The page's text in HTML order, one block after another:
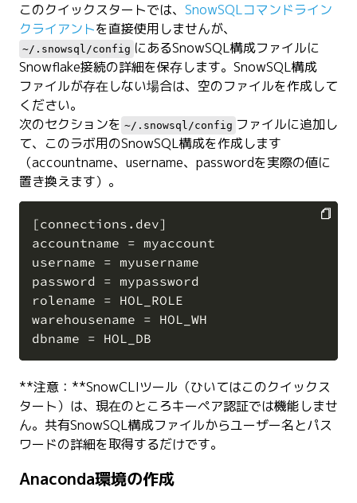
このクイックスタートでは、 SnowSQLコマンドライン
クライアントを直接使用しませんが、
~/.snowsql/config にあるSnowSQL構成ファイルに
Snowflake接続の詳細を保存します。SnowSQL構成
ファイルが存在しない場合は、空のファイルを作成して
ください。
次のセクションを ~/.snowsql/config ファイルに追加し
て、このラボ用のSnowSQL構成を作成します
（accountname、username、passwordを実際の値に
置き換えます）。
[connections.dev]
accountname = myaccount
username = myusername
password = mypassword
rolename = HOL_ROLE
warehousename = HOL_WH
**注意：**SnowCLIツール（ひいてはこのクイックス
タート）は、現在のところキーペア認証では機能しませ
ん。共有SnowSQL構成ファイルからユーザー名とパス
ワードの詳細を取得するだけです。
Anaconda環境の作成